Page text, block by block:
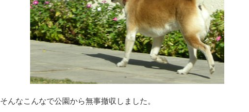
そんなこんなで公園から無事撤収しました。